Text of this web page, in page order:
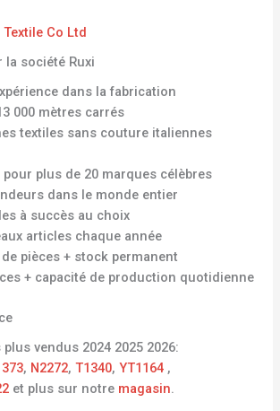
Co Ltd
société Ruxi
dans la fabrication
000 mètres carrés
textiles sans couture italiennes
pour plus de 20 marques célèbres
dans le monde entier
à succès au choix
articles chaque année
pièces + stock permanent
+ capacité de production quotidienne
vendus 2024 2025 2026:
, N2272,T1340,YT1164 ,
et plus sur notre magasin.